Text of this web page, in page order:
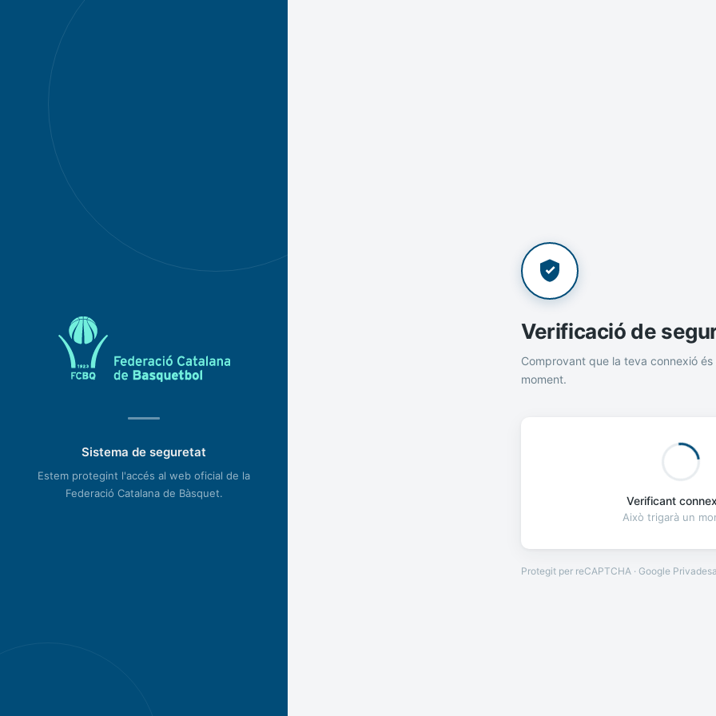
Sistema de seguretat
Estem protegint l'accés al web oficial de la
Federació Catalana de Bàsquet.
Verificació de
Comprovant que la teva connexió és
moment.
Verificant
Això trigarà un
Protegit per reCAPTCHA · Google Privadesa